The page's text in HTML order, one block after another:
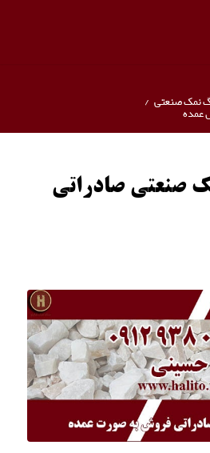
نمک صنعتی /
عمده
صنعتی صادراتی